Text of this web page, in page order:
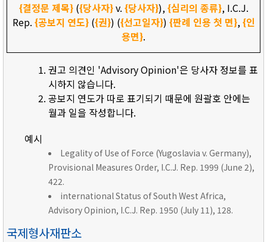
{결정문 제목}({당사자}v. {당사자}),{심리의 종류}, I.C.J.
Rep. {공보지 연도}({권}) ({선고일자}) {판례 인용 첫 면},{인
용면}.
권고 의견인 'Advisory Opinion'은 당사자 정보를 표
시하지 않습니다.
공보지 연도가 따로 표기되기 때문에 원괄호 안에는
월과 일을 작성합니다.
예시
Legality of Use of Force (Yugoslavia v. Germany),
Provisional Measures Order, I.C.J. Rep. 1999 (June 2),
422.
international Status of South West Africa,
Advisory Opinion, I.C.J. Rep. 1950 (July 11), 128.
국제형사재판소